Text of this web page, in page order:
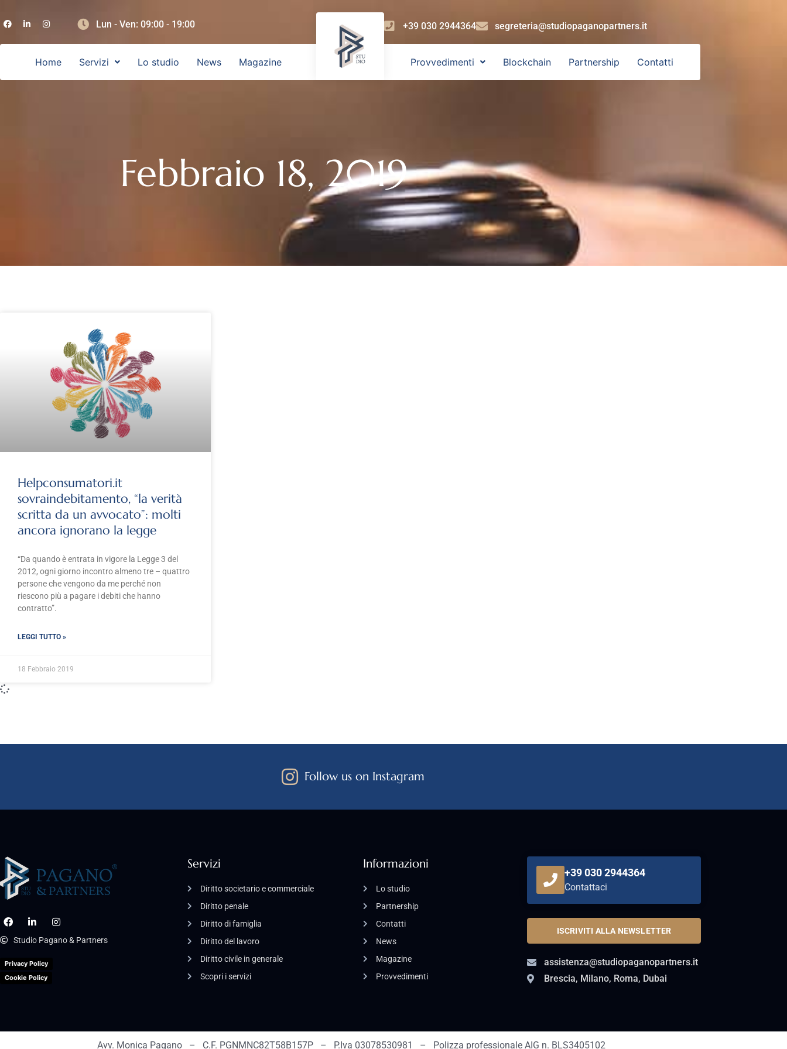
Lun - Ven: 09:00 - 19:00
Home Servizi Lo studio News Magazine
+39 030 2944364 segreteria@studiopaganopartners.it
Provvedimenti Blockchain Partnership Contatti
Febbraio 18, 2019
Helpconsumatori.it
sovraindebitamento, “la verità
scritta da un avvocato”: molti
ancora ignorano la legge
“Da quando è entrata in vigore la Legge 3 del
2012, ogni giorno incontro almeno tre – quattro
persone che vengono da me perché non
riescono più a pagare i debiti che hanno
contratto”.
LEGGI TUTTO »
18 Febbraio 2019
Follow us on Instagram
Studio Pagano & Partners
Privacy Policy
Cookie Policy
Servizi
Diritto societario e commerciale
Diritto penale
Diritto di famiglia
Diritto del lavoro
Diritto civile in generale
Scopri i servizi
Informazioni
Lo studio
Partnership
Contatti
News
Magazine
Provvedimenti
+39 030 2944364
Contattaci
ISCRIVITI ALLA NEWSLETTER
assistenza@studiopaganopartners.it
Brescia, Milano, Roma, Dubai
Avv. Monica Pagano – C.F. PGNMNC82T58B157P – P.Iva 03078530981 – Polizza professionale AIG n. BLS3405102